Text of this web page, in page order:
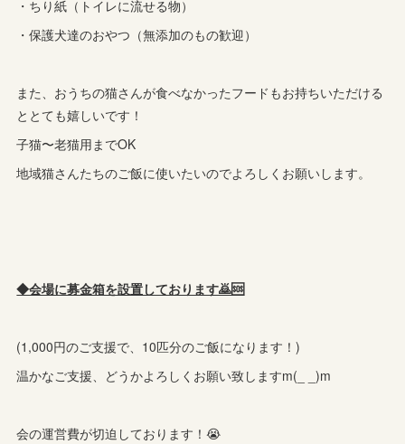
・ちり紙（トイレに流せる物）
・保護犬達のおやつ（無添加のもの歓迎）
また、おうちの猫さんが食べなかったフードもお持ちいただける
ととても嬉しいです！
子猫〜老猫用までOK
地域猫さんたちのご飯に使いたいのでよろしくお願いします。
◆会場に募金箱を設置しております🙇🆘️
(1,000円のご支援で、10匹分のご飯になります！)
温かなご支援、どうかよろしくお願い致しますm(_ _)m
会の運営費が切迫しております！😭